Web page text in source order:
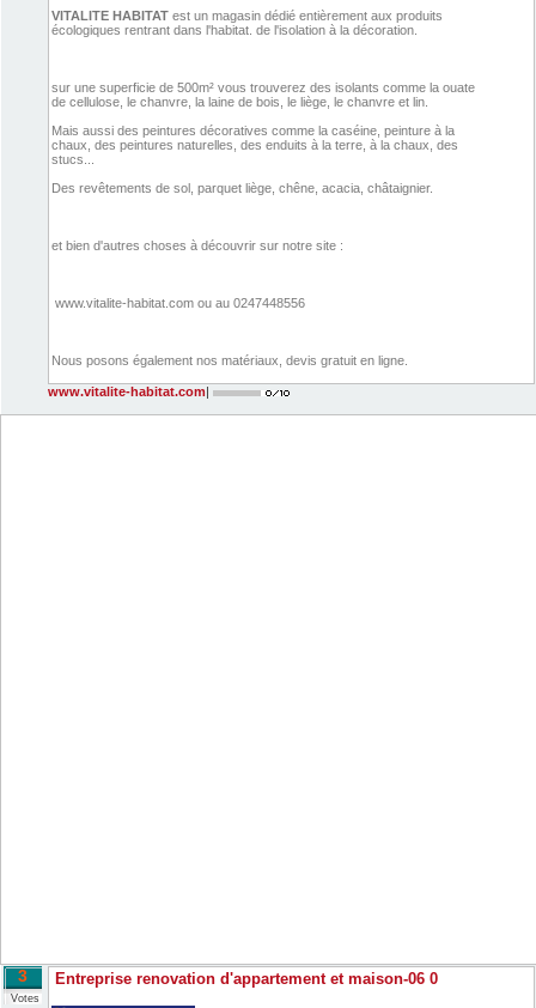
VITALITE HABITAT est un magasin dédié entièrement aux produits
écologiques rentrant dans l'habitat. de l'isolation à la décoration.
sur une superficie de 500m² vous trouverez des isolants comme la ouate
de cellulose, le chanvre, la laine de bois, le liège, le chanvre et lin.
Mais aussi des peintures décoratives comme la caséine, peinture à la
chaux, des peintures naturelles, des enduits à la terre, à la chaux, des
stucs...
Des revêtements de sol, parquet liège, chêne, acacia, châtaignier.
et bien d'autres choses à découvrir sur notre site :
www.vitalite-habitat.com ou au 0247448556
Nous posons également nos matériaux, devis gratuit en ligne.
www.vitalite-habitat.com
3
Votes
Entreprise renovation d'appartement et maison-06 0